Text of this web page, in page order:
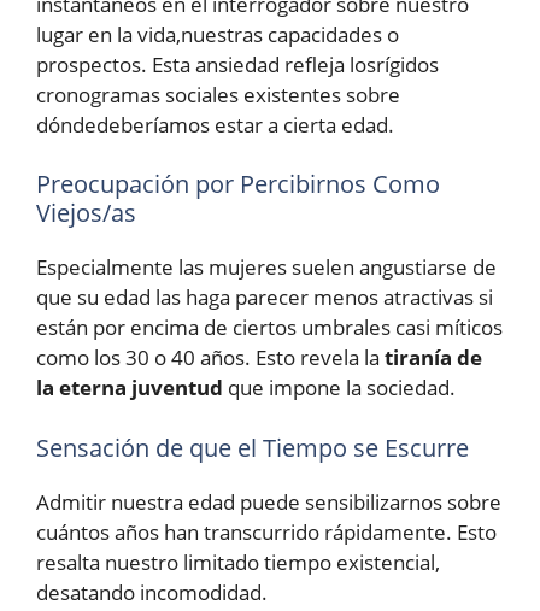
lugar en la vida,nuestras capacidades o
prospectos. Esta ansiedad refleja losrígidos
cronogramas sociales existentes sobre
dóndedeberíamos estar a cierta edad.
Preocupación por Percibirnos Como
Viejos/as
Especialmente las mujeres suelen angustiarse de
que su edad las haga parecer menos atractivas si
están por encima de ciertos umbrales casi míticos
como los 30 o 40 años. Esto revela la tiranía de
la eterna juventud que impone la sociedad.
Sensación de que el Tiempo se Escurre
Admitir nuestra edad puede sensibilizarnos sobre
cuántos años han transcurrido rápidamente. Esto
resalta nuestro limitado tiempo existencial,
desatando incomodidad.